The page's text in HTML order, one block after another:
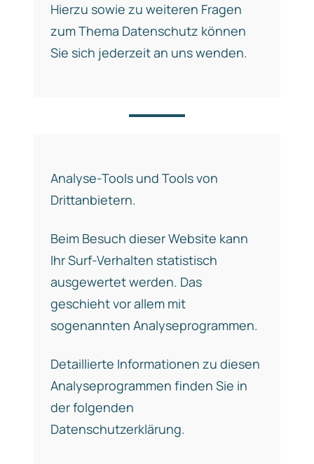
Hierzu sowie zu weiteren Fragen
zum Thema Datenschutz können
Sie sich jederzeit an uns wenden.
Analyse-Tools und Tools von
Drittanbietern.
Beim Besuch dieser Website kann
Ihr Surf-Verhalten statistisch
ausgewertet werden. Das
geschieht vor allem mit
sogenannten Analyseprogrammen.
Detaillierte Informationen zu diesen
Analyseprogrammen finden Sie in
der folgenden
Datenschutzerklärung.